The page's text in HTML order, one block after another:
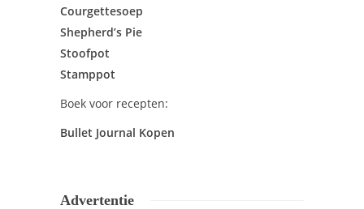
Courgettesoep
Shepherd’s Pie
Stoofpot
Stamppot
Boek voor recepten:
Bullet Journal Kopen
Advertentie